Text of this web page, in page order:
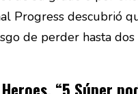
Progress descubrió
de perder hasta